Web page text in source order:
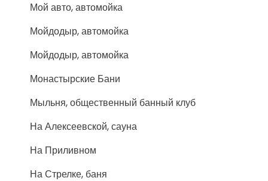
Мой авто, автомойка
Мойдодыр, автомойка
Мойдодыр, автомойка
Монастырские Бани
Мыльня, общественный банный клуб
На Алексеевской, сауна
На Приливном
На Стрелке, баня